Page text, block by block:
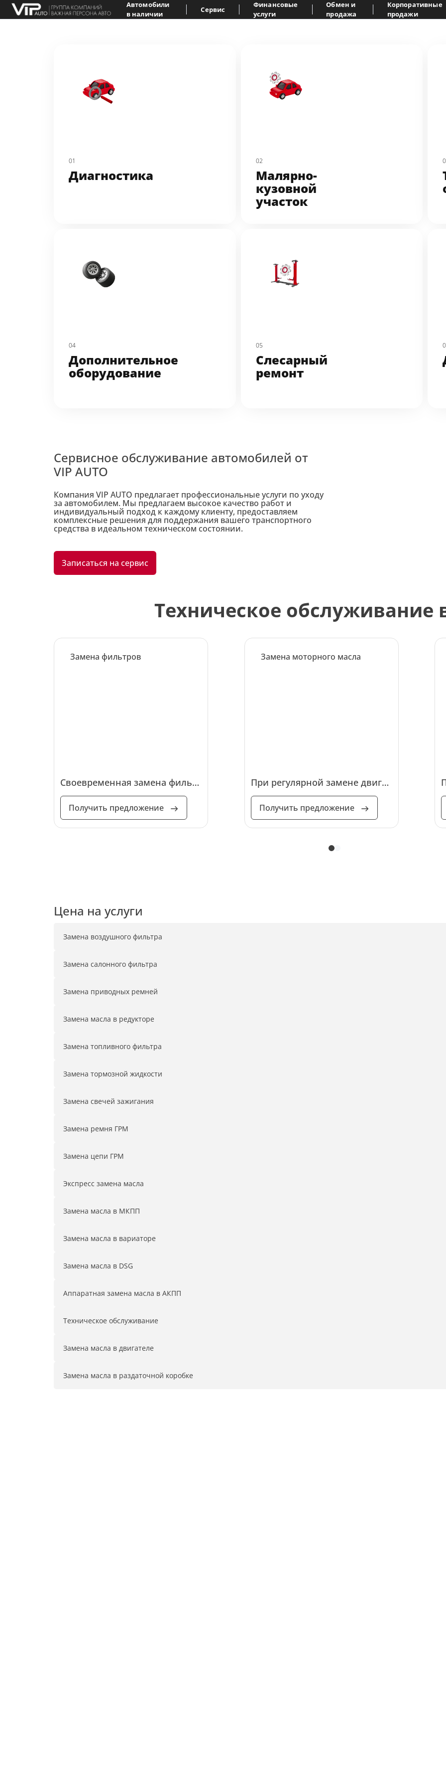
Автомобили
в наличии
Сервис
Финансовые
услуги
Обмен и
продажа
Корпоративные
продажи
01
Диагностика
02
Малярно-
кузовной
участок
04
Дополнительное
оборудование
05
Слесарный
ремонт
Сервисное обслуживание автомобилей от
VIP AUTO
Компания VIP AUTO предлагает профессиональные услуги по уходу
за автомобилем. Мы предлагаем высокое качество работ и
индивидуальный подход к каждому клиенту, предоставляем
комплексные решения для поддержания вашего транспортного
средства в идеальном техническом состоянии.
Записаться на сервис
Техническое обслуживание
Замена фильтров
Своевременная замена фильтров позволяет двигателю получать чистый воздух и топливо, что благоприятно сказывается на его мощности.
Получить предложение
Замена моторного масла
При регулярной замене двигатель работает плавно и эффективно, что снижает риск поломок и увеличивает его долговечность.
Получить предложение
Цена на услуги
Замена воздушного фильтра
Замена салонного фильтра
Замена приводных ремней
Замена масла в редукторе
Замена топливного фильтра
Замена тормозной жидкости
Замена свечей зажигания
Замена ремня ГРМ
Замена цепи ГРМ
Экспресс замена масла
Замена масла в МКПП
Замена масла в вариаторе
Замена масла в DSG
Аппаратная замена масла в АКПП
Техническое обслуживание
Замена масла в двигателе
Замена масла в раздаточной коробке